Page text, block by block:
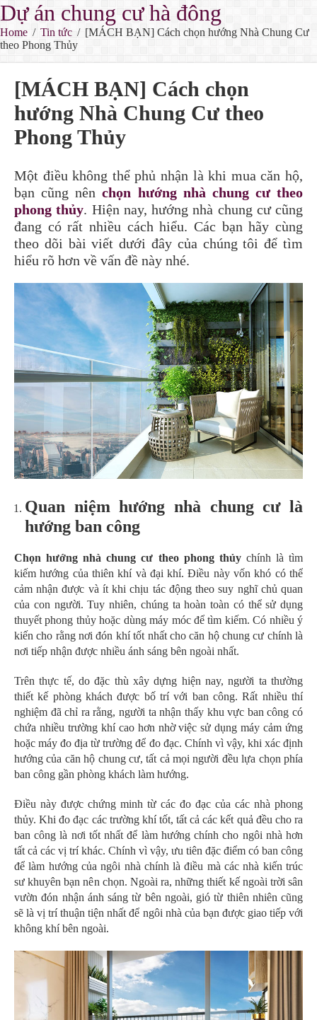
Dự án chung cư hà đông
Home / Tin tức / [MÁCH BẠN] Cách chọn hướng Nhà Chung Cư
theo Phong Thủy
[MÁCH BẠN] Cách chọn
hướng Nhà Chung Cư theo
Phong Thủy
Một điều không thể phủ nhận là khi mua căn hộ,
bạn cũng nênchọn hướng nhà chung cư theo
phong thủy. Hiện nay, hướng nhà chung cư cũng
đang có rất nhiều cách hiểu. Các bạn hãy cùng
theo dõi bài viết dưới đây của chúng tôi để tìm
hiểu rõ hơn về vấn đề này nhé.
Quan niệm hướng nhà chung cư là
hướng ban công
Chọn hướng nhà chung cư theo phong thủy chính là tìm
kiếm hướng của thiên khí và đại khí. Điều này vốn khó có thể
cảm nhận được và ít khi chịu tác động theo suy nghĩ chủ quan
của con người. Tuy nhiên, chúng ta hoàn toàn có thể sử dụng
thuyết phong thủy hoặc dùng máy móc để tìm kiếm. Có nhiều ý
kiến cho rằng nơi đón khí tốt nhất cho căn hộ chung cư chính là
nơi tiếp nhận được nhiều ánh sáng bên ngoài nhất.
Trên thực tế, do đặc thù xây dựng hiện nay, người ta thường
thiết kế phòng khách được bố trí với ban công. Rất nhiều thí
nghiệm đã chỉ ra rằng, người ta nhận thấy khu vực ban công có
chứa nhiều trường khí cao hơn nhờ việc sử dụng máy cảm ứng
hoặc máy đo địa từ trường để đo đạc. Chính vì vậy, khi xác định
hướng của căn hộ chung cư, tất cả mọi người đều lựa chọn phía
ban công gần phòng khách làm hướng.
Điều này được chứng minh từ các đo đạc của các nhà phong
thủy. Khi đo đạc các trường khí tốt, tất cả các kết quả đều cho ra
ban công là nơi tốt nhất để làm hướng chính cho ngôi nhà hơn
tất cả các vị trí khác. Chính vì vậy, ưu tiên đặc điểm có ban công
để làm hướng của ngôi nhà chính là điều mà các nhà kiến trúc
sư khuyên bạn nên chọn. Ngoài ra, những thiết kế ngoài trời sân
vườn đón nhận ánh sáng từ bên ngoài, gió từ thiên nhiên cũng
sẽ là vị trí thuận tiện nhất để ngôi nhà của bạn được giao tiếp với
không khí bên ngoài.